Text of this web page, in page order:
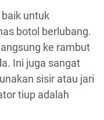
untuk
botol berlubang.
ke rambut
Ini juga sangat
sisir atau jari
tiup adalah